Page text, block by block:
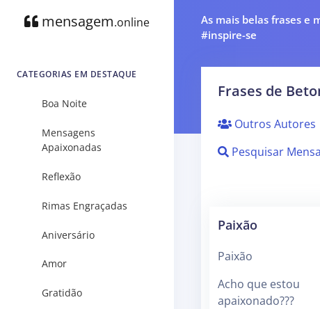
mensagem.online
CATEGORIAS EM DESTAQUE
Boa Noite
Mensagens
Apaixonadas
Reflexão
Rimas Engraçadas
Aniversário
Amor
Gratidão
As mais belas frases e
#inspire-se
Frases de
Outros Autores
Pesquisar
Paixão
Paixão
Acho que estou
apaixonado???